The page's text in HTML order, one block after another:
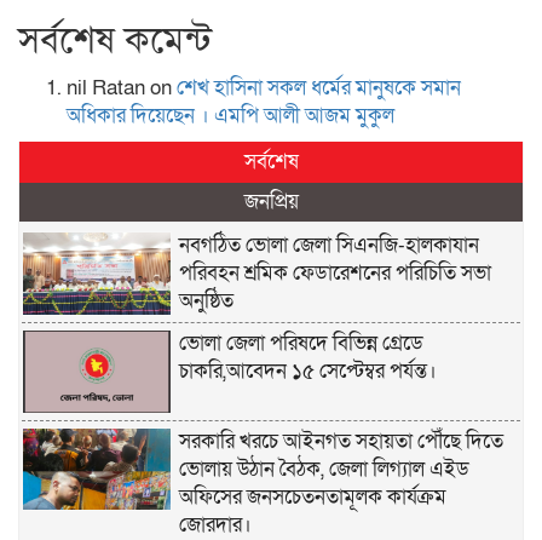
সর্বশেষ কমেন্ট
nil Ratanonশেখ হা‌সিনা সকল ধ‌র্মের মানু‌ষকে সমান
অ‌ধিকার দি‌য়ে‌ছেন । এম‌পি আলী আজম মুকুল
সর্বশেষ
জনপ্রিয়
নবগঠিত ভোলা জেলা সিএনজি-হালকাযান
পরিবহন শ্রমিক ফেডারেশনের পরিচিতি সভা
অনুষ্ঠিত
ভোলা জেলা পরিষদে বিভিন্ন গ্রেডে
চাকরি,আবেদন ১৫ সেপ্টেম্বর পর্যন্ত।
সরকারি খরচে আইনগত সহায়তা পৌঁছে দিতে
ভোলায় উঠান বৈঠক, জেলা লিগ্যাল এইড
অফিসের জনসচেতনতামূলক কার্যক্রম
জোরদার।